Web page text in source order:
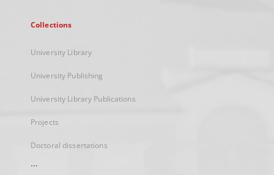
Collections
University Library
University Publishing
University Library Publications
Projects
Doctoral dissertations
...